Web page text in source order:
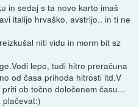
in sedaj s ta novo karto imaš
italijo hrvaško, avstrijo.. in ti ne
niti vidu in morm bit sz
lepo, tudi hitro preračuna
od časa prihoda hitrosti itd.V
ob točno določenem času...